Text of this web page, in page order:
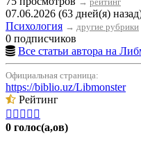
07.06.2026 (63 дней(я)
Психология → другие рубрики
0 подписчиков
Все статьи автора на
Официальная страница:
https://biblio.uz/Libmonster
Рейтинг
    
0 голос(а,ов)